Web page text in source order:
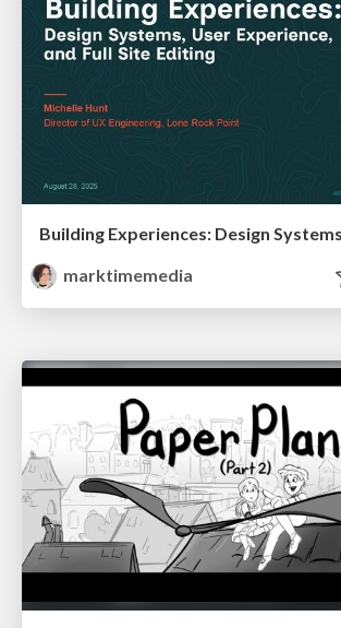
marktimemedia